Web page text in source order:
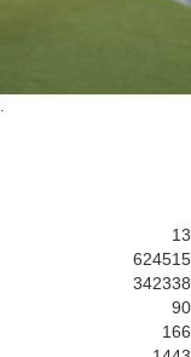
13
624515
342338
90
166